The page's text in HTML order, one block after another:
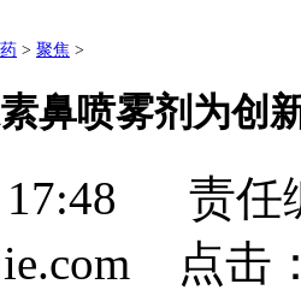
> 聚焦 >
鼻喷雾剂为创
17:48 责
点击